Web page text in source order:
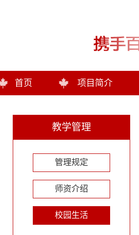
首页 项目简介
教学管理
管理规定
师资介绍
校园生活